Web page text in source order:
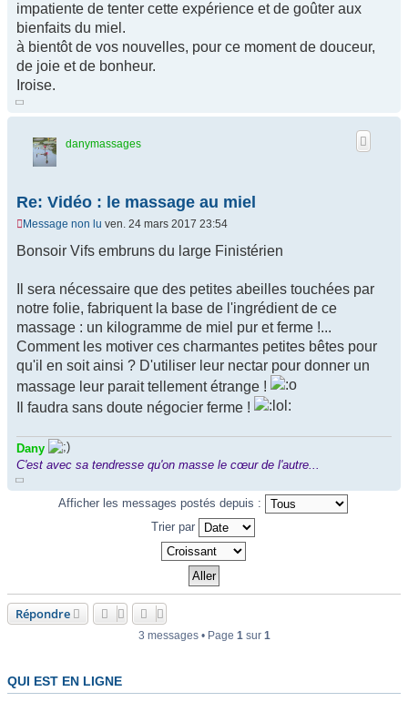
impatiente de tenter cette expérience et de goûter aux
bienfaits du miel.
à bientôt de vos nouvelles, pour ce moment de douceur,
de joie et de bonheur.
Iroise.
danymassages
Re: Vidéo : le massage au miel
Message non lu ven. 24 mars 2017 23:54
Bonsoir Vifs embruns du large Finistérien
Il sera nécessaire que des petites abeilles touchées par
notre folie, fabriquent la base de l'ingrédient de ce
massage : un kilogramme de miel pur et ferme !...
Comment les motiver ces charmantes petites bêtes pour
qu'il en soit ainsi ? D'utiliser leur nectar pour donner un
massage leur parait tellement étrange !
Il faudra sans doute négocier ferme !
Dany
C'est avec sa tendresse qu'on masse le cœur de l'autre...
Afficher les messages postés depuis :
Trier par
Répondre
3 messages • Page 1sur 1
QUI EST EN LIGNE